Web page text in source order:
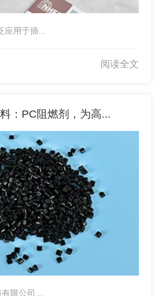
用于插...
阅读全文
：PC阻燃剂，为高...
限公司...